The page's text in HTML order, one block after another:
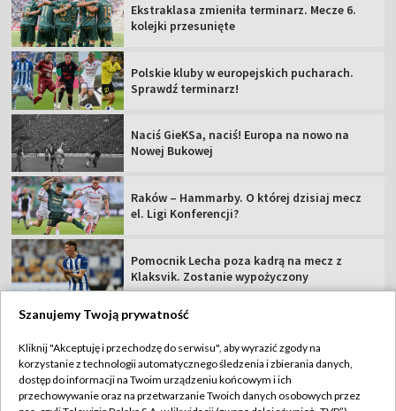
Ekstraklasa zmieniła terminarz. Mecze 6.
kolejki przesunięte
Polskie kluby w europejskich pucharach.
Sprawdź terminarz!
Naciś GieKSa, naciś! Europa na nowo na
Nowej Bukowej
Raków – Hammarby. O której dzisiaj mecz
el. Ligi Konferencji?
Pomocnik Lecha poza kadrą na mecz z
Klaksvik. Zostanie wypożyczony
TVP
Abonament TVP
Regulamin TVP
Szanujemy Twoją prywatność
Kliknij "Akceptuję i przechodzę do serwisu", aby wyrazić zgody na
korzystanie z technologii automatycznego śledzenia i zbierania danych,
dostęp do informacji na Twoim urządzeniu końcowym i ich
przechowywanie oraz na przetwarzanie Twoich danych osobowych przez